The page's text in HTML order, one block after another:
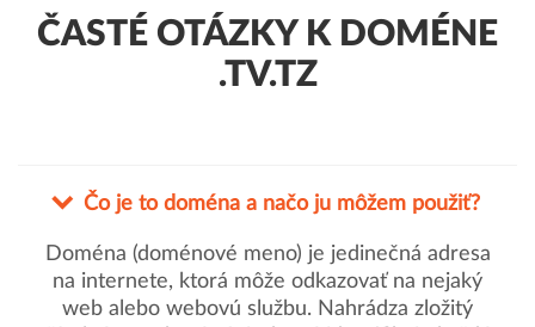
ČASTÉ OTÁZKY K DOMÉNE
.TV.TZ
Čo je to doména a načo ju môžem použiť?
Doména (doménové meno) je jedinečná adresa
na internete, ktorá môže odkazovať na nejaký
web alebo webovú službu. Nahrádza zložitý